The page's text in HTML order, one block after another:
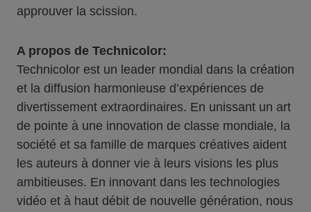
approuver la scission.
Apropos de Technicolor:
Technicolor est un leader mondial dans la création
et la diffusion harmonieuse d’expériences de
divertissement extraordinaires. En unissant un art
de pointe à une innovation de classe mondiale, la
société et sa famille de marques créatives aident
les auteurs à donner vie à leurs visions les plus
ambitieuses. En innovant dans les technologies
vidéo et à haut débit de nouvelle génération, nous